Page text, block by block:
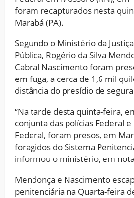
foram recapturados nesta
Marabá (PA).
Segundo o Ministério da
Pública, Rogério da Silva
Cabral Nascimento foram
em fuga, a cerca de 1,6 mil
distância do presídio de
“Na tarde desta quinta-feira,
conjunta das polícias Federal e
Federal, foram presos, em
foragidos do Sistema
informou o ministério, em
Mendonça e Nascimento
penitenciária na Quarta-feira